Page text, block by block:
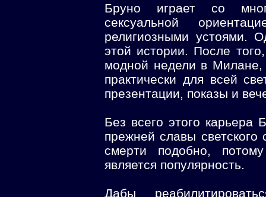
Бруно играет со
сексуальной
религиозными устоями.
этой истории. После
модной недели в Милане,
практически для всей
презентации, показы и
Без всего этого карьера
прежней славы светского
смерти подобно,
является популярность.
Дабы